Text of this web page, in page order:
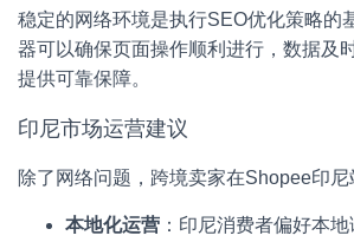
稳定的网络环境是执行SEO优化策略的
器可以确保页面操作顺利进行，数据及
提供可靠保障。
印尼市场运营建议
除了网络问题，跨境卖家在Shopee印尼
本地化运营 ：印尼消费者偏好本